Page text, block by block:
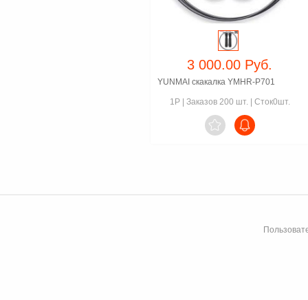
3 000.00 Руб.
YUNMAI скакалка YMHR-P701
1P| Заказов 200 шт.| Сток0шт.
